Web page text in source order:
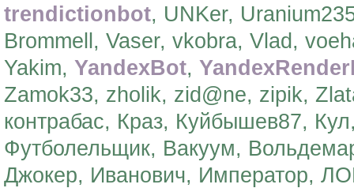
trendictionbot, UNKer,
Brommell, Vaser, vkobra, Vlad,
Yakim, YandexBot,
Zamok33, zholik, zid@ne, zipik,
контрабас, Краз, Куйбышев87,
Футболельщик, Вакуум,
Джокер, Иванович, Император,